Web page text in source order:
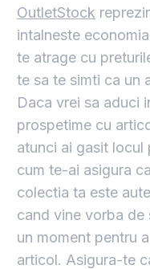
OutletStock
intalneste
te atrage cu
te sa te simti ca un
Daca vrei sa aduci
prospetime cu
atunci ai gasit locul
cum te-ai asigura
colectia ta este
cand vine vorba de
un moment pentru
articol. Asigura-te